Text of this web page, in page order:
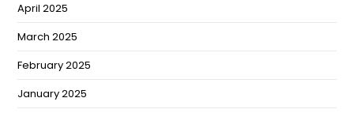
April 2025
March 2025
February 2025
January 2025